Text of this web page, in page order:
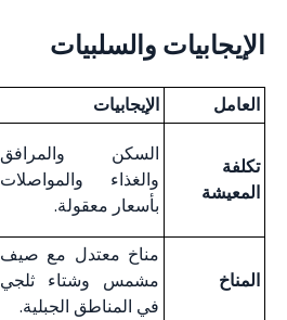
الإيجابيات والسلبيات
العامل الإيجابيات
تكلفة
المعيشة
السكن والمرافق
والغذاء والمواصلات
بأسعار معقولة.
المناخ
مناخ معتدل مع صيف
مشمس وشتاء ثلجي
في المناطق الجبلية.